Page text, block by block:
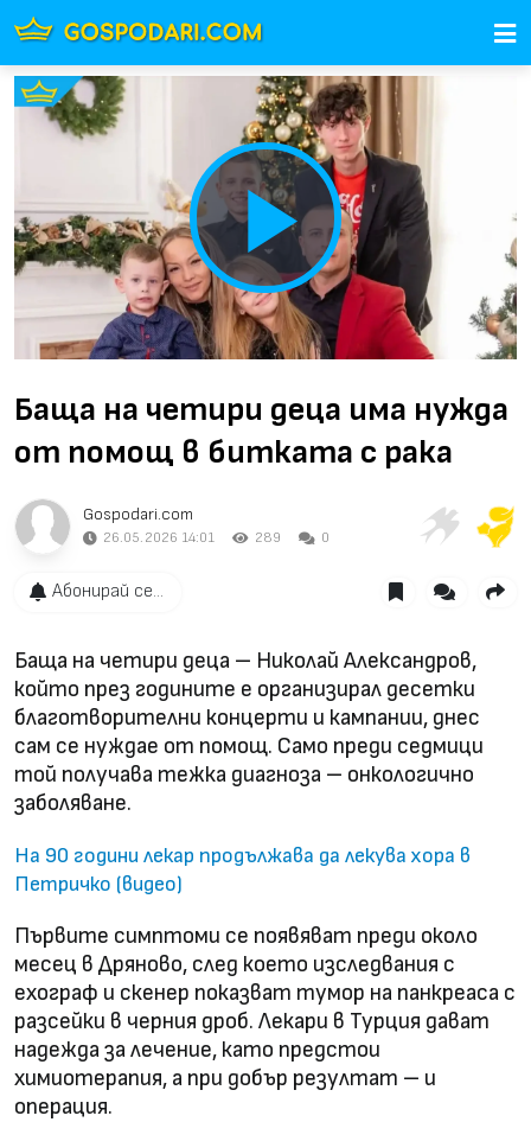
Play
Video
Баща на четири деца има нужда
от помощ в битката с рака
Gospodari.com
26.05.2026 14:01 289 0
Абонирай се...
Баща на четири деца – Николай Александров,
който през годините е организирал десетки
благотворителни концерти и кампании, днес
сам се нуждае от помощ. Само преди седмици
той получава тежка диагноза – онкологично
заболяване.
На 90 години лекар продължава да лекува хора в
Петричко (видео)
Първите симптоми се появяват преди около
месец в Дряново, след което изследвания с
ехограф и скенер показват тумор на панкреаса с
разсейки в черния дроб. Лекари в Турция дават
надежда за лечение, като предстои
химиотерапия, а при добър резултат – и
операция.